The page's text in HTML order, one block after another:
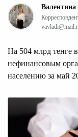
На 504 млрд тенге
нефинансовым
населению за май